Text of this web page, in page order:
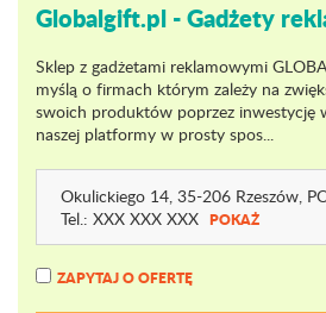
Globalgift.pl - Gadżety
Sklep z gadżetami reklamowymi
myślą o firmach którym zależy na
swoich produktów poprzez inwestycję
naszej platformy w prosty spos...
Okulickiego 14, 35-206 Rzeszów,
Tel.: XXX XXX XXX POKAŻ
ZAPYTAJ O OFERTĘ